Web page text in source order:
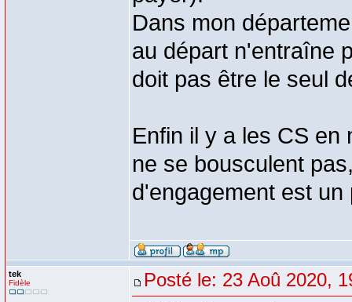
Dans mon
au départ n'entraîne
doit pas être le seul
Enfin il y a les CS en
ne se bousculent
d'engagement est un
tek
Fidèle Posté le: 23 Aoû 2020,